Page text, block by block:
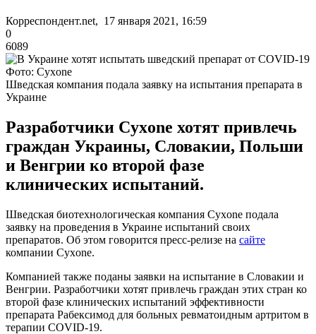
Корреспондент.net, 17 января 2021, 16:59
0
6089
Фото: Cyxone
Шведская компания подала заявку на испытания препарата в
Украине
Разработчики Cyxone хотят привлечь
граждан Украины, Словакии, Польши
и Венгрии ко второй фазе
клинических испытаний.
Шведская биотехнологическая компания Cyxone подала
заявку на проведения в Украине испытаний своих
препаратов. Об этом говорится пресс-релизе на сайте
компании Cyxone.
Компанией также поданы заявки на испытание в Словакии и
Венгрии. Разработчики хотят привлечь граждан этих стран ко
второй фазе клинических испытаний эффективности
препарата Рабексимод для больных ревматоидным артритом в
терапии COVID-19.